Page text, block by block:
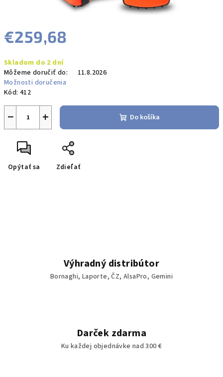
€259,68
cena:
Skladom do 2 dní
Môžeme doručiť do:
11.8.2026
Možnosti doručenia
Kód: 412
+
− Do košíka
Opýtať sa Zdieľať
Výhradný distribútor
Bornaghi, Laporte, ČZ, AlsaPro, Gemini
Darček zdarma
Ku každej objednávke nad 300 €